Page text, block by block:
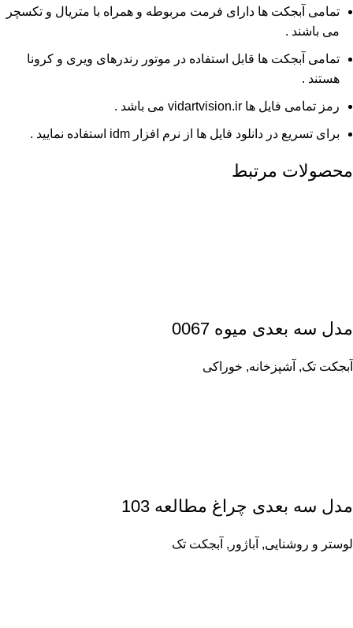
تمامی آبجکت ها دارای فرمت مربوطه و همراه با متریال و تکسچر
می باشند .
تمامی آبجکت ها قابل استفاده در موتور رندرهای ویری و کرونا
هستند .
رمز تمامی فایل ها vidartvision.ir می باشد .
برای تسریع در دانلود فایل ها از نرم افزار idm استفاده نمایید .
محصولات مرتبط
مدل سه بعدی میوه 0067
آبجکت تک, آشپزخانه, خوراکی
مدل سه بعدی چراغ مطالعه 103
لوستر و روشنایی, آباژور , آبجکت تک